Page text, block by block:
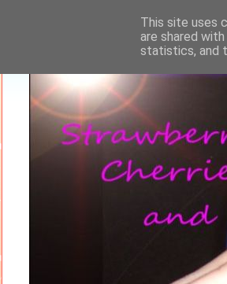
This site uses
are shared
statistics, and